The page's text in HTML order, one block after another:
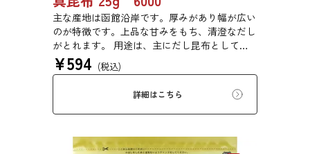
主な産地は函館沿岸です。厚みがあり幅が広い
のが特徴です。上品な甘みをもち、清澄なだし
がとれます。 用途は、主にだし昆布として利
用するほか、佃煮や塩昆布などに用いられま
す。
¥594 (税込)
詳細はこちら